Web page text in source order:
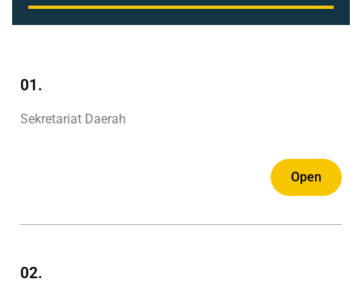
01.
Sekretariat Daerah
Open
02.